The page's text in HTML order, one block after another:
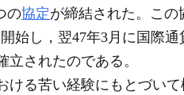
の協定が締結された。この
始し，翌47年3月に国際通
されたのである。
る苦い経験にもとづい